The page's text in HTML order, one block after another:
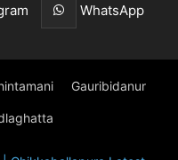
WhatsApp
Gauribidanur